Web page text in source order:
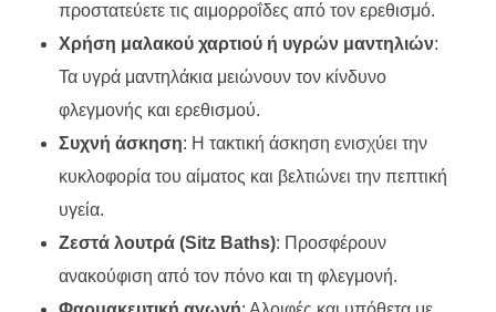
προστατεύετε τις αιμορροΐδες από τον ερεθισμό.
Χρήση μαλακού χαρτιού ή υγρών μαντηλιών:
Τα υγρά μαντηλάκια μειώνουν τον κίνδυνο
φλεγμονής και ερεθισμού.
Συχνή άσκηση: Η τακτική άσκηση ενισχύει την
κυκλοφορία του αίματος και βελτιώνει την πεπτική
υγεία.
Ζεστά λουτρά (Sitz Baths): Προσφέρουν
ανακούφιση από τον πόνο και τη φλεγμονή.